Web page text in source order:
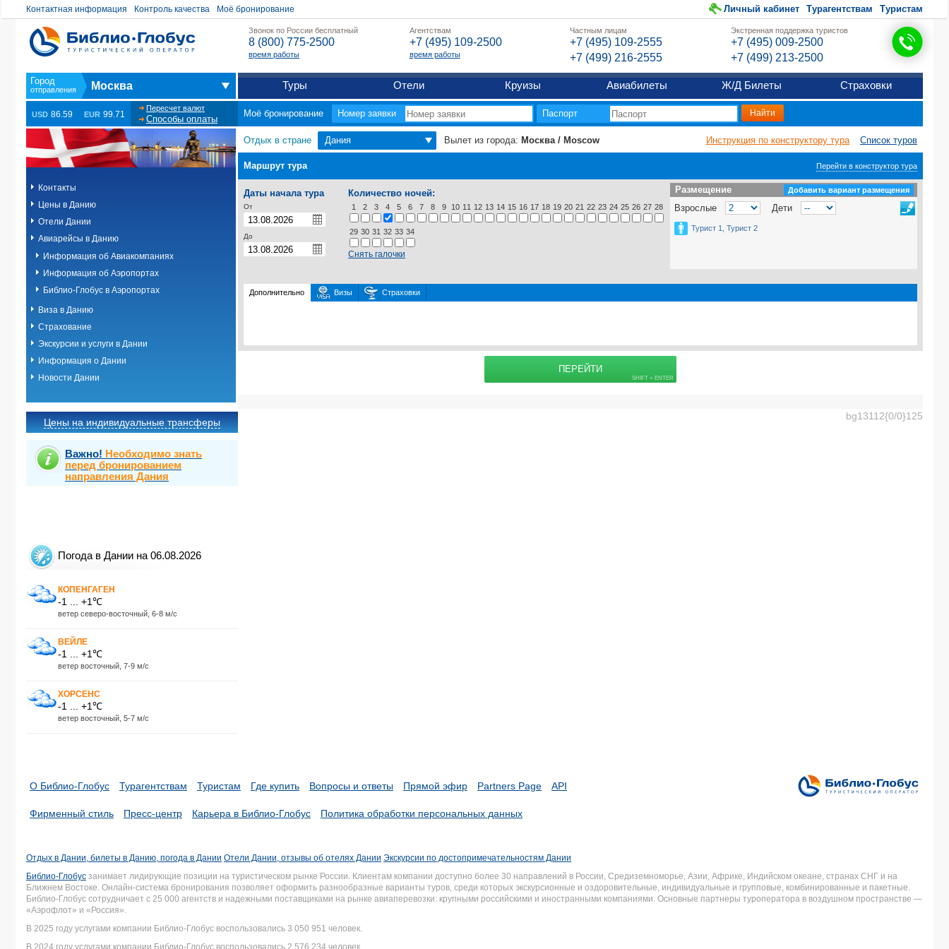
Контактная информация Контроль качества Моё бронирование Личный кабинет Турагентствам Туристам
Звонок по России бесплатный
8 (800) 775-2500
время работы
Агентствам
+7 (495) 109-2500
время работы
Частным лицам
+7 (495) 109-2555
+7 (499) 216-2555
Экстренная поддержка туристов
+7 (495) 009-2500
+7 (499) 213-2500
Москва Туры Отели Круизы Авиабилеты Ж/Д Билеты Страховки
USD 86.59 EUR 99.71
Пересчет валют
Способы оплаты
Моё бронирование Номер заявки Паспорт
Контакты
Цены в Данию
Отели Дании
Авиарейсы в Данию
Информация об Авиакомпаниях
Информация об Аэропортах
Библио-Глобус в Аэропортах
Виза в Данию
Страхование
Экскурсии и услуги в Дании
Информация о Дании
Новости Дании
Цены на индивидуальные трансферы
Важно! Необходимо знать
перед бронированием
направления Дания
Погода в Дании на 06.08.2026
КОПЕНГАГЕН
-1 ... +1℃
ветер северо-восточный, 6-8 м/с
ВЕЙЛЕ
-1 ... +1℃
ветер восточный, 7-9 м/с
ХОРСЕНС
-1 ... +1℃
ветер восточный, 5-7 м/с
Отдых в стране Дания Вылет из города: Москва / Moscow Инструкция по конструктору тура Список туров
Маршрут тура Перейти в конструктор тура
Даты начала тура
От
До
Размещение
Размещение Добавить вариант размещения
Взрослые Дети
Турист 1, Турист 2
Количество ночей:
1 2 3 4 5 6 7 8 9 10 11 12 13 14 15 16 17 18 19 20 21 22 23 24 25 26 27 28
29 30 31 32 33 34
Снять галочки
Дополнительно Визы Страховки
ПЕРЕЙТИ
bg13112{0/0}125
О Библио-Глобус Турагентствам Туристам Где купить Вопросы и ответы Прямой эфир Partners Page API
Фирменный стиль Пресс-центр Карьера в Библио-Глобус Политика обработки персональных данных
Отдых в Дании, билеты в Данию, погода в Дании Отели Дании, отзывы об отелях Дании Экскурсии по достопримечательностям Дании
Библио-Глобус занимает лидирующие позиции на туристическом рынке России. Клиентам компании доступно более 30 направлений в России, Средиземноморье, Азии, Африке, Индийском океане, странах СНГ и на
Ближнем Востоке. Онлайн-система бронирования позволяет оформить разнообразные варианты туров, среди которых экскурсионные и оздоровительные, индивидуальные и групповые, комбинированные и пакетные.
Библио-Глобус сотрудничает с 25 000 агентств и надежными поставщиками на рынке авиаперевозки: крупными российскими и иностранными компаниями. Основные партнеры туроператора в воздушном пространстве —
«Аэрофлот» и «Россия».
В 2025 году услугами компании Библио-Глобус воспользовались 3 050 951 человек.
В 2024 году услугами компании Библио-Глобус воспользовались 2 576 234 человек.